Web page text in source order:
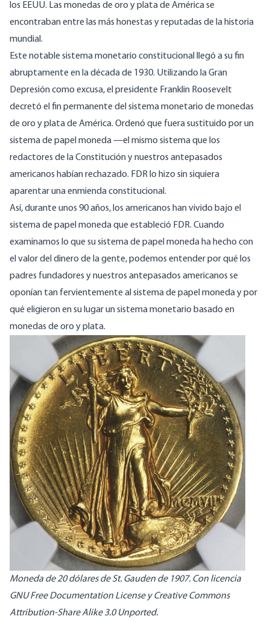
los EEUU. Las monedas de oro y plata de América se
encontraban entre las más honestas y reputadas de la historia
mundial.
Este notable sistema monetario constitucional llegó a su fin
abruptamente en la década de 1930. Utilizando la Gran
Depresión como excusa, el presidente Franklin Roosevelt
decretó el fin permanente del sistema monetario de monedas
de oro y plata de América. Ordenó que fuera sustituido por un
sistema de papel moneda —el mismo sistema que los
redactores de la Constitución y nuestros antepasados
americanos habían rechazado. FDR lo hizo sin siquiera
aparentar una enmienda constitucional.
Así, durante unos 90 años, los americanos han vivido bajo el
sistema de papel moneda que estableció FDR. Cuando
examinamos lo que su sistema de papel moneda ha hecho con
el valor del dinero de la gente, podemos entender por qué los
padres fundadores y nuestros antepasados americanos se
oponían tan fervientemente al sistema de papel moneda y por
qué eligieron en su lugar un sistema monetario basado en
monedas de oro y plata.
Moneda de 20 dólares de St. Gauden de 1907. Con licencia
GNU Free Documentation License y Creative Commons
Attribution-Share Alike 3.0 Unported.